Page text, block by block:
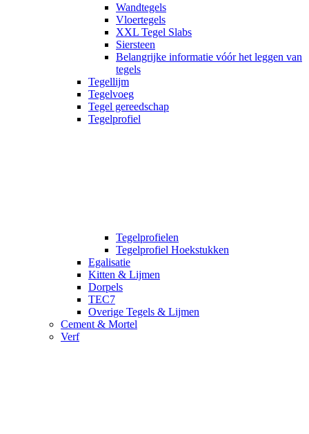
Wandtegels
Vloertegels
XXL Tegel Slabs
Siersteen
Belangrijke informatie vóór het leggen van
tegels
Tegellijm
Tegelvoeg
Tegel gereedschap
Tegelprofiel
Tegelprofielen
Tegelprofiel Hoekstukken
Egalisatie
Kitten & Lijmen
Dorpels
TEC7
Overige Tegels & Lijmen
Cement & Mortel
Verf